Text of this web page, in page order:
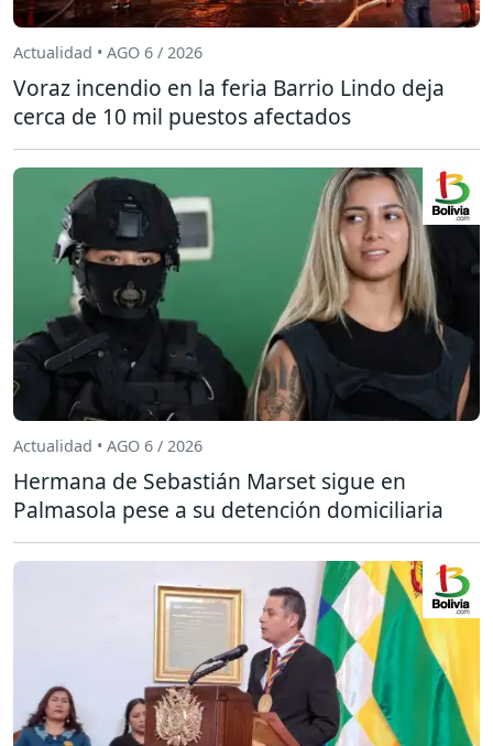
Actualidad • AGO 6 / 2026
Voraz incendio en la feria Barrio Lindo deja
cerca de 10 mil puestos afectados
Actualidad • AGO 6 / 2026
Hermana de Sebastián Marset sigue en
Palmasola pese a su detención domiciliaria